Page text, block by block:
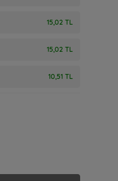
15,02 TL
15,02 TL
10,51 TL